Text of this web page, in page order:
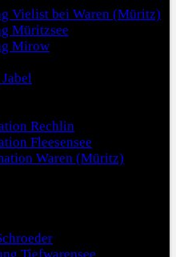
Vielist bei Waren (Müritz)
Müritzsee
Mirow
Rechlin
Fleesensee
Waren (Müritz)